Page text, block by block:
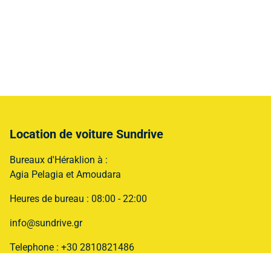
Location de voiture Sundrive
Bureaux d'Héraklion à :
Agia Pelagia et Amoudara
Heures de bureau : 08:00 - 22:00
info@sundrive.gr
Telephone : +30 2810821486